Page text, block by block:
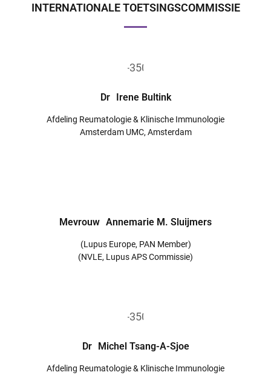
INTERNATIONALE TOETSINGSCOMMISSIE
Dr Irene Bultink
Afdeling Reumatologie & Klinische Immunologie
Amsterdam UMC, Amsterdam
Mevrouw Annemarie M. Sluijmers
(Lupus Europe, PAN Member)
(NVLE, Lupus APS Commissie)
Dr Michel Tsang-A-Sjoe
Afdeling Reumatologie & Klinische Immunologie